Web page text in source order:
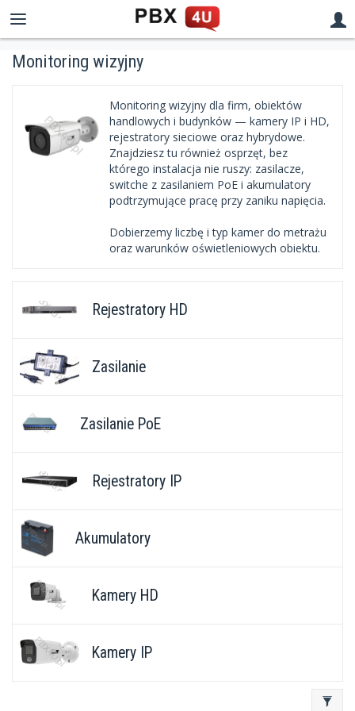
Monitoring wizyjny
Monitoring wizyjny dla firm, obiektów
handlowych i budynków — kamery IP i HD,
rejestratory sieciowe oraz hybrydowe.
Znajdziesz tu również osprzęt, bez
którego instalacja nie ruszy: zasilacze,
switche z zasilaniem PoE i akumulatory
podtrzymujące pracę przy zaniku napięcia.
Dobierzemy liczbę i typ kamer do metrażu
oraz warunków oświetleniowych obiektu.
Rejestratory HD
Zasilanie
Zasilanie PoE
Rejestratory IP
Akumulatory
Kamery HD
Kamery IP